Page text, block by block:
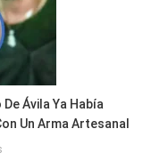
Ávila Ya Había
Un Arma Artesanal